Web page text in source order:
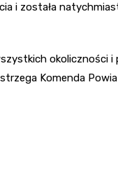
i została
okoliczności
Komenda